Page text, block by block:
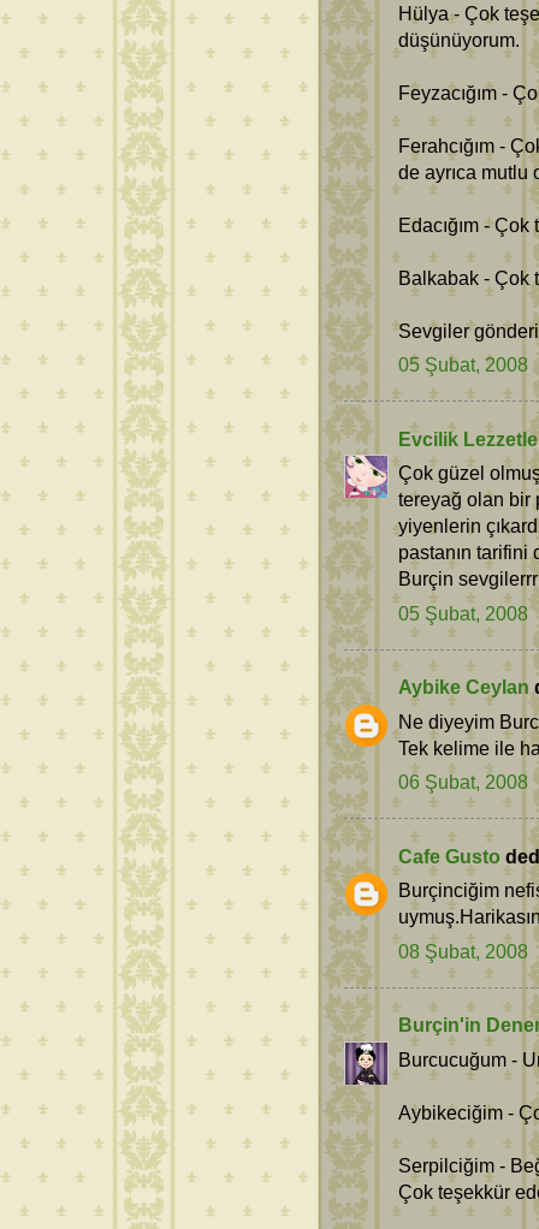
Hülya - Çok
düşünüyorum.
Feyzacığım -
Ferahcığım -
de ayrıca mutlu
Edacığım -
Balkabak - Çok
Sevgiler
05 Şubat, 2008
Evcilik
Çok güzel
tereyağ olan bir
yiyenlerin
pastanın tarifini
Burçin
05 Şubat, 2008
Aybike Ceylan
Ne diyeyim
Tek kelime ile
06 Şubat, 2008
Cafe Gusto
Burçinciğim
08 Şubat, 2008
Burçin'in
Burcucuğum -
Aybikeciğim -
Serpilciğim -
Çok teşekkür